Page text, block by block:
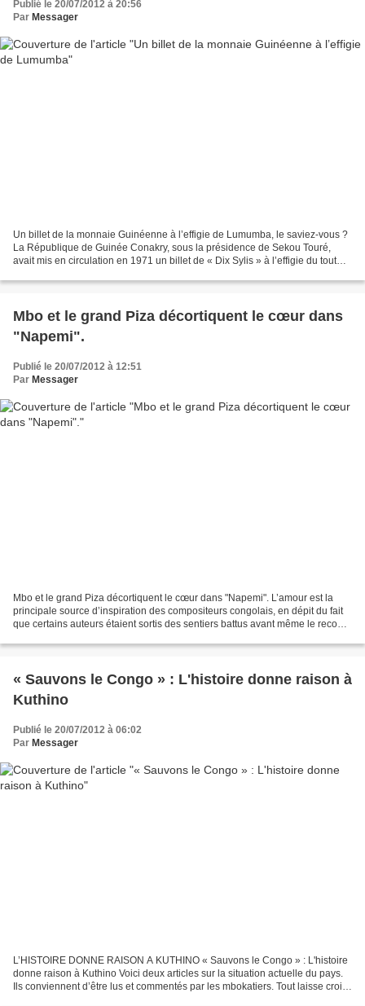
Publié le 20/07/2012 à 20:56
Par Messager
Un billet de la monnaie Guinéenne à l’effigie de Lumumba, le saviez-vous ?
La République de Guinée Conakry, sous la présidence de Sekou Touré,
avait mis en circulation en 1971 un billet de « Dix Sylis » à l’effigie du tout
Mbo et le grand Piza décortiquent le cœur dans
"Napemi".
Publié le 20/07/2012 à 12:51
Par Messager
Mbo et le grand Piza décortiquent le cœur dans "Napemi". L’amour est la
principale source d’inspiration des compositeurs congolais, en dépit du fait
que certains auteurs étaient sortis des sentiers battus avant même le recours
« Sauvons le Congo » : L'histoire donne raison à
Kuthino
Publié le 20/07/2012 à 06:02
Par Messager
L’HISTOIRE DONNE RAISON A KUTHINO « Sauvons le Congo » : L'histoire
donne raison à Kuthino Voici deux articles sur la situation actuelle du pays.
Ils conviennent d’être lus et commentés par les mbokatiers. Tout laisse croire